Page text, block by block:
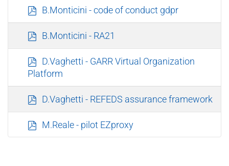
pB.Monticini - code of conduct gdpr
pB.Monticini - RA21
p
d
D.Vaghetti - GARR Virtual Organization
Platform
pD.Vaghetti - REFEDS assurance framework
p
d
M.Reale - pilot EZproxy